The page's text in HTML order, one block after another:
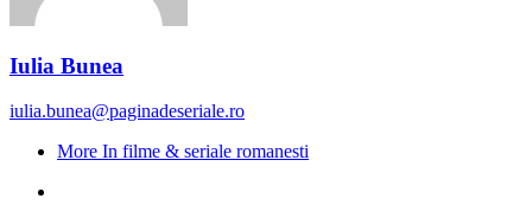
Iulia Bunea
iulia.bunea@paginadeseriale.ro
More In filme & seriale romanesti